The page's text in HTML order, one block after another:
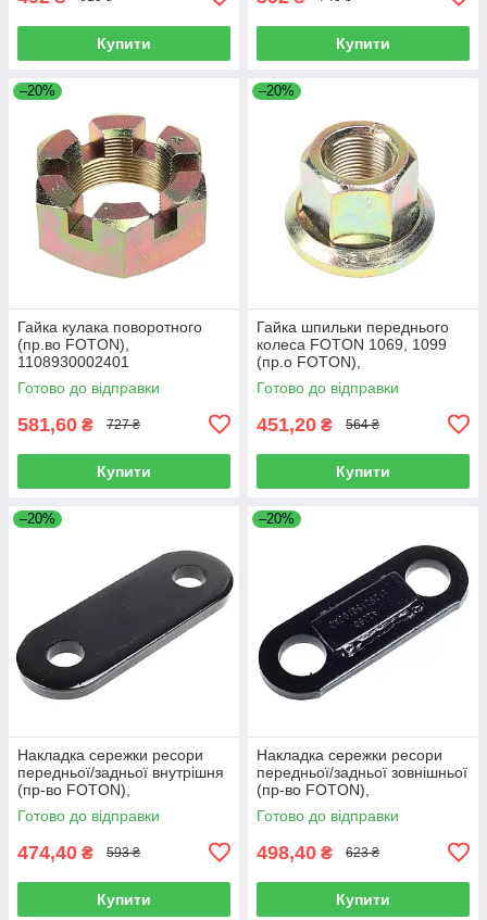
Купити Купити
–20%
Гайка кулака поворотного
(пр.во FOTON),
1108930002401
Готово до відправки
581,60 ₴ 727 ₴
Купити
–20%
Гайка шпильки переднього
колеса FOTON 1069, 1099
(пр.о FOTON),
1106930003404
Готово до відправки
451,20 ₴ 564 ₴
Купити
–20%
Накладка сережки ресори
передньої/задньої внутрішня
(пр-во FOTON),
L1292150200A0
Готово до відправки
474,40 ₴ 593 ₴
Купити
–20%
Накладка сережки ресори
передньої/задньої зовнішньої
(пр-во FOTON),
L1292150100A0
Готово до відправки
498,40 ₴ 623 ₴
Купити